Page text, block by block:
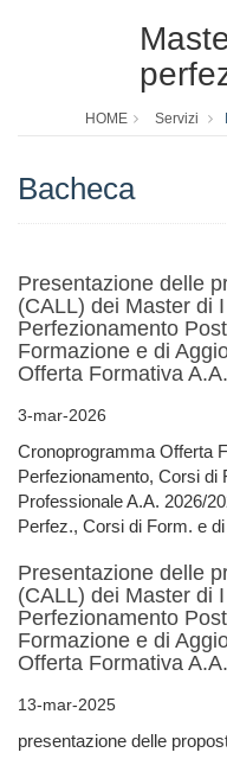
HOME Servizi
Bacheca
Presentazione delle
(CALL) dei Master di
Perfezionamento
Formazione e di
Offerta Formativa
3-mar-2026
Cronoprogramma Offerta
Perfezionamento, Corsi di
Professionale A.A. 2026/
Perfez., Corsi di Form. e
Presentazione delle
(CALL) dei Master di
Perfezionamento
Formazione e di
Offerta Formativa
13-mar-2025
presentazione delle